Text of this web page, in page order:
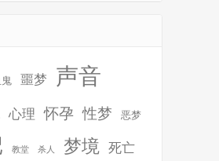
噩梦 声音
心理 怀孕 性梦 恶梦
教堂 杀人 梦境 死亡